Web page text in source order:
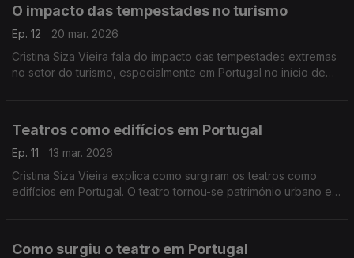
O impacto das tempestades no turismo
Ep. 12
20 mar. 2026
Cristina Siza Vieira fala do impacto das tempestades extremas
no setor do turismo, especialmente em Portugal no início de
Teatros como edifícios em Portugal
Ep. 11
13 mar. 2026
Cristina Siza Vieira explica como surgiram os teatros como
edifícios em Portugal. O teatro tornou-se património urbano e o
Como surgiu o teatro em Portugal